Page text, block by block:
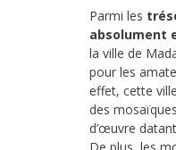
Parmi les
absolument
la ville de
pour les
effet, cette
des
d’œuvre